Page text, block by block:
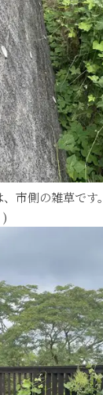
市側の雑草です